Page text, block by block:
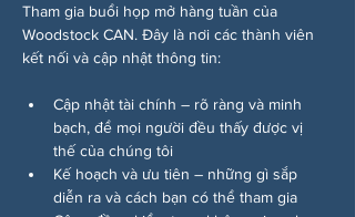
Tham gia buổi họp mở hàng tuần của
Woodstock CAN. Đây là nơi các thành viên
kết nối và cập nhật thông tin:
Cập nhật tài chính – rõ ràng và minh
bạch, để mọi người đều thấy được vị
thế của chúng tôi
Kế hoạch và ưu tiên – những gì sắp
diễn ra và cách bạn có thể tham gia